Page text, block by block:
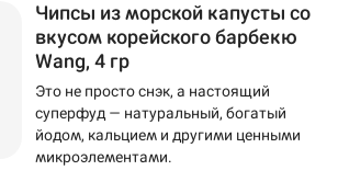
Чипсы из морской капусты со
вкусом корейского барбекю
Wang, 4 гр
Это не просто снэк, а настоящий
суперфуд — натуральный, богатый
йодом, кальцием и другими ценными
микроэлементами.